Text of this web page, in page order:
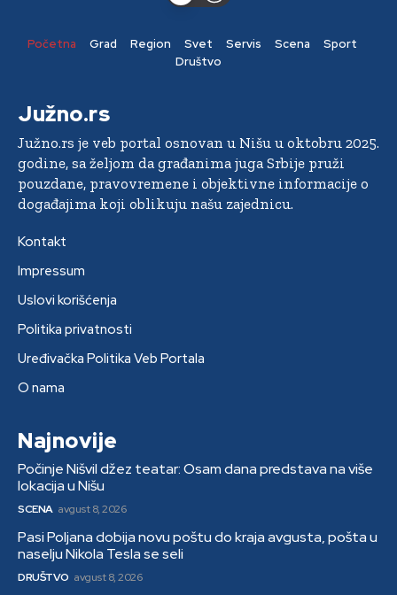
Početna Grad Region Svet Servis Scena
Sport
Društvo
Južno.rs
Južno.rs je veb portal osnovan u Nišu u oktobru 2025.
godine, sa željom da građanima juga Srbije pruži
pouzdane, pravovremene i objektivne informacije o
događajima koji oblikuju našu zajednicu.
Kontakt
Impressum
Uslovi korišćenja
Politika privatnosti
Uređivačka Politika Veb Portala
O nama
Najnovije
Počinje Nišvil džez teatar: Osam dana predstava na više
lokacija u Nišu
SCENA avgust 8, 2026
Pasi Poljana dobija novu poštu do kraja avgusta, pošta u
naselju Nikola Tesla se seli
DRUŠTVO avgust 8, 2026